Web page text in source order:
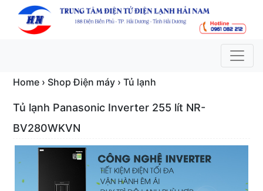
Home › Shop Điện máy › Tủ lạnh
Tủ lạnh Panasonic Inverter 255 lít NR-
BV280WKVN